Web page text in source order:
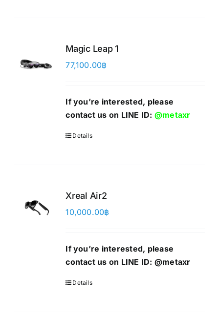
Magic Leap 1
77,100.00฿
If you’re interested, please
contact us on LINE ID: @metaxr
Details
Xreal Air2
10,000.00฿
If you’re interested, please
contact us on LINE ID: @metaxr
Details